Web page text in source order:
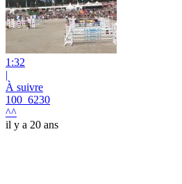
1:32
|
À suivre
100_6230
^^
il y a 20 ans